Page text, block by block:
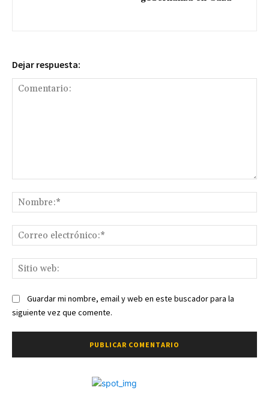
Dejar respuesta:
Guardar mi nombre, email y web en este buscador para la
siguiente vez que comente.